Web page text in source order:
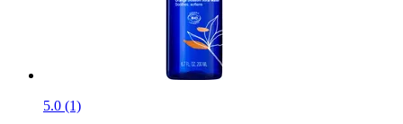
5.0 (1)